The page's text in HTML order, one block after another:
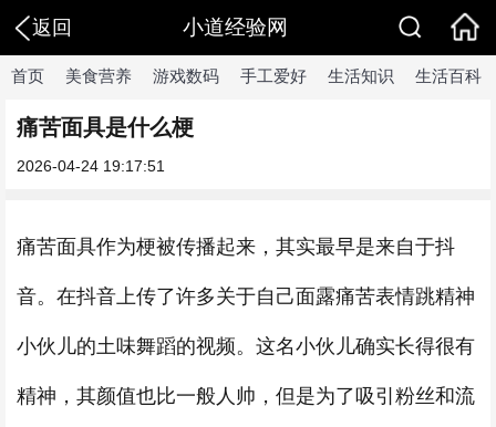
返回 小道经验网
首页 美食营养 游戏数码 手工爱好 生活知识 生活百科
痛苦面具是什么梗
2026-04-24 19:17:51
痛苦面具作为梗被传播起来，其实最早是来自于抖
音。在抖音上传了许多关于自己面露痛苦表情跳精神
小伙儿的土味舞蹈的视频。这名小伙儿确实长得很有
精神，其颜值也比一般人帅，但是为了吸引粉丝和流